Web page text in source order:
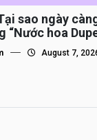
sao ngày
“Nước hoa
August 7,